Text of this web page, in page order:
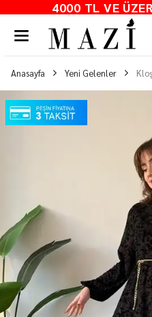
4000 TL VE
Anasayfa Yeni Gelenler